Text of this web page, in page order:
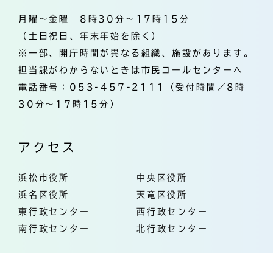
月曜～金曜 8時30分～17時15分
（土日祝日、年末年始を除く）
※一部、開庁時間が異なる組織、施設があります。
担当課がわからないときは市民コールセンターへ
電話番号：053-457-2111（受付時間／8時
30分～17時15分）
アクセス
浜松市役所
中央区役所
浜名区役所
天竜区役所
東行政センター
西行政センター
南行政センター
北行政センター